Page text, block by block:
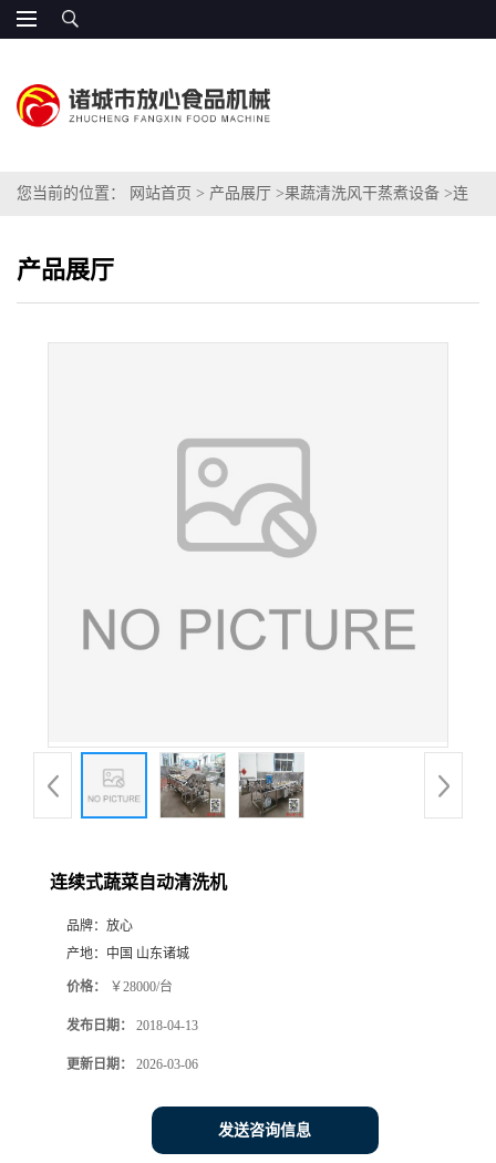
您当前的位置： 网站首页 > 产品展厅 >果蔬清洗风干蒸煮设备 >连
产品展厅
连续式蔬菜自动清洗机
品牌： 放心
产地： 中国 山东诸城
价格： ￥28000/台
发布日期： 2018-04-13
更新日期： 2026-03-06
发送咨询信息